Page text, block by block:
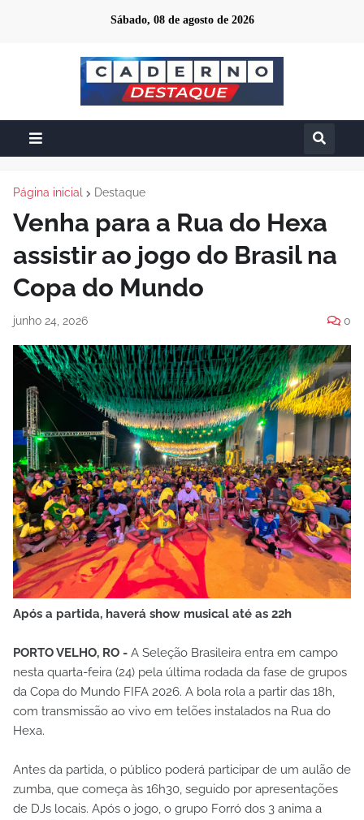
Sábado, 08 de agosto de 2026
Página inicial Destaque
Venha para a Rua do Hexa
assistir ao jogo do Brasil na
Copa do Mundo
junho 24, 2026 0
Após a partida, haverá show musical até as 22h
PORTO VELHO, RO - A Seleção Brasileira entra em campo
nesta quarta-feira (24) pela última rodada da fase de grupos
da Copa do Mundo FIFA 2026. A bola rola a partir das 18h,
com transmissão ao vivo em telões instalados na Rua do
Hexa.
Antes da partida, o público poderá participar de um aulão de
zumba, que começa às 16h30, seguido por apresentações
de DJs locais. Após o jogo, o grupo Forró dos 3 anima a